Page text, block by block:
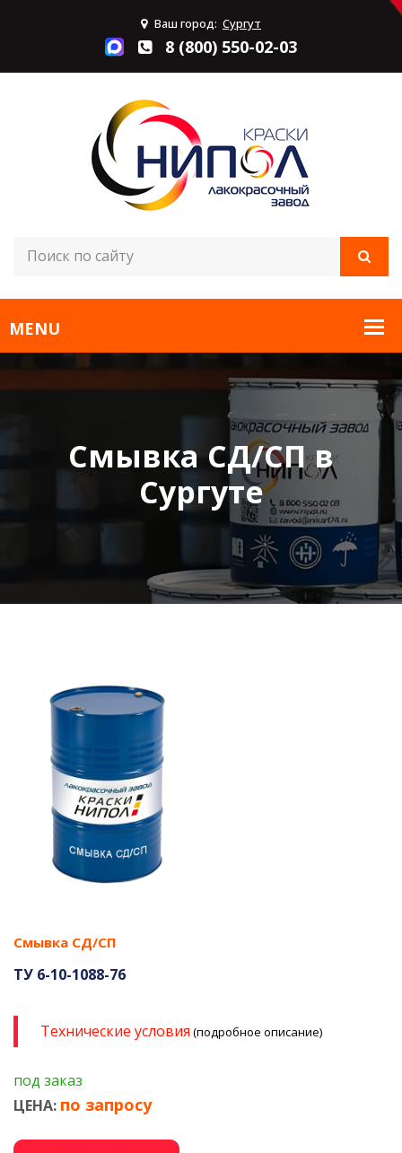
Ваш город: Сургут
8 (800) 550-02-03
Смывка СД/СП в
Сургуте
Смывка СД/СП
ТУ 6-10-1088-76
Технические условия (подробное описание)
под заказ
ЦЕНА: по запросу